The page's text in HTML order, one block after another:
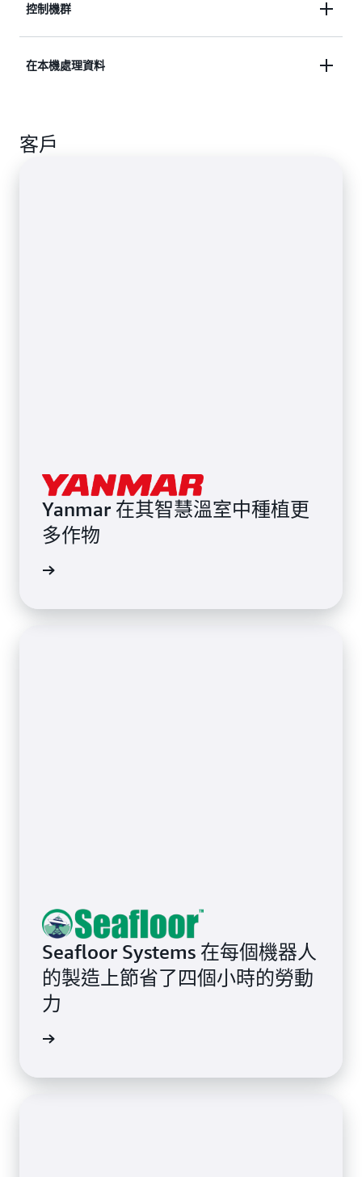
使用任何語言、封裝技術或執行時期，跨機群部署新
控制機群
使用 MQTT 或其他傳訊協定在現場以本機或遠端方
在本機處理資料
入雲端的資料以最佳化分析和儲存。
客戶
Yanmar 在其智慧溫室中種植更
多作物
Seafloor Systems 在每個機器人
的製造上節省了四個小時的勞動
力